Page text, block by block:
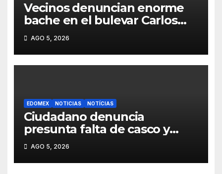
Vecinos denuncian enorme
bache en el bulevar Carlos
Hank de Santiago
Tianguistenco
AGO 5, 2026
EDOMEX NOTICIAS NOTÍCIAS
Ciudadano denuncia
presunta falta de casco y
placas en motocicleta de
personal del Ayuntamiento
de Toluca
AGO 5, 2026